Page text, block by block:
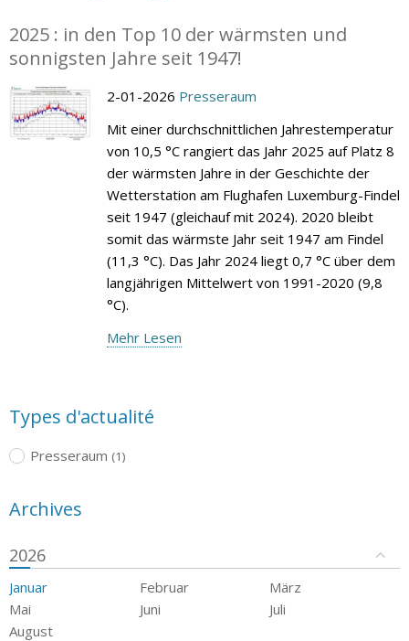
2025 : in den Top 10 der wärmsten und
sonnigsten Jahre seit 1947!
2-01-2026 Presseraum
Mit einer durchschnittlichen Jahrestemperatur
von 10,5 °C rangiert das Jahr 2025 auf Platz 8
der wärmsten Jahre in der Geschichte der
Wetterstation am Flughafen Luxemburg-Findel
seit 1947 (gleichauf mit 2024). 2020 bleibt
somit das wärmste Jahr seit 1947 am Findel
(11,3 °C). Das Jahr 2024 liegt 0,7 °C über dem
langjährigen Mittelwert von 1991-2020 (9,8
°C).
Mehr Lesen
Types d'actualité
Presseraum (1)
Archives
2026
Januar Februar
März
Mai
Juni
Juli
August